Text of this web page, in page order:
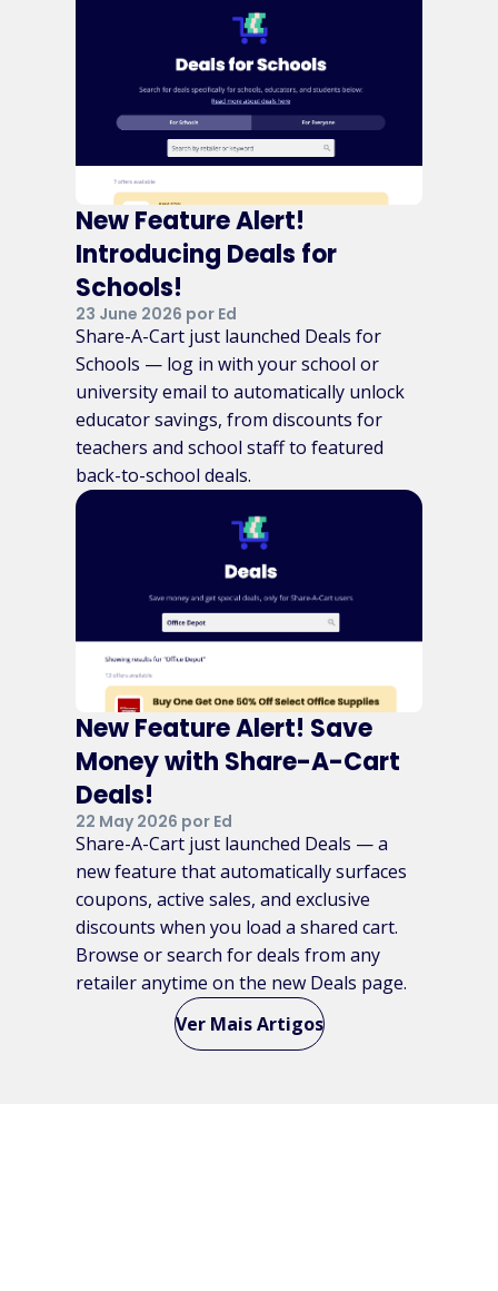
New Feature Alert!
Introducing Deals for
Schools!
23 June 2026 por Ed
Share-A-Cart just launched Deals for
Schools — log in with your school or
university email to automatically unlock
educator savings, from discounts for
teachers and school staff to featured
back-to-school deals.
New Feature Alert! Save
Money with Share-A-Cart
Deals!
22 May 2026 por Ed
Share-A-Cart just launched Deals — a
new feature that automatically surfaces
coupons, active sales, and exclusive
discounts when you load a shared cart.
Browse or search for deals from any
retailer anytime on the new Deals page.
Ver Mais Artigos